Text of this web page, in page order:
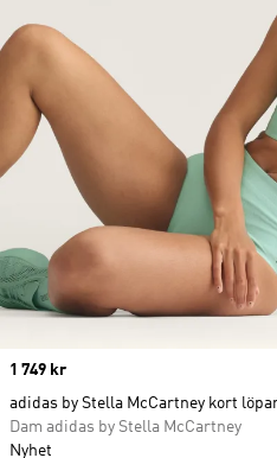
Price
1 749 kr
adidas by Stella McCartney kort
Dam adidas by Stella McCartney
Nyhet